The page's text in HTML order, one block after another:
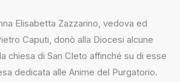
Elisabetta Zazzarino, vedova ed
Caputi, donò alla Diocesi alcune
chiesa di San Cleto affinché su di esse
dedicata alle Anime del Purgatorio.